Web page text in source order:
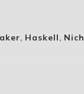
, Haskell,